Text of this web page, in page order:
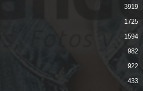
3919
1725
1594
982
922
433